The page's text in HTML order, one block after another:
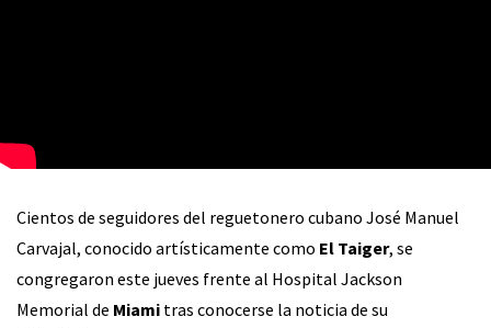
Cientos de seguidores del reguetonero cubano José Manuel
Carvajal, conocido artísticamente como El Taiger, se
congregaron este jueves frente al Hospital Jackson
Memorial de Miami tras conocerse la noticia de su